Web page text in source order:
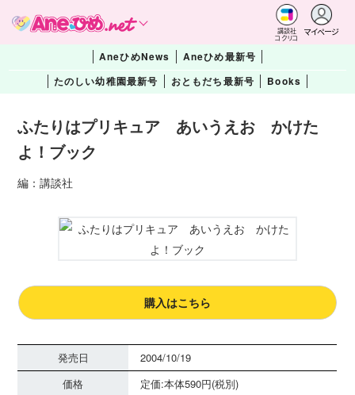
講談社
コクリコ
マイページ
AneひめNews
Aneひめ最新号
たのしい幼稚園最新号
おともだち最新号 Books
ふたりはプリキュア あいうえお かけた
よ！ブック
編：講談社
購入はこちら
発売日
2004/10/19
価格
定価:本体590円(税別)